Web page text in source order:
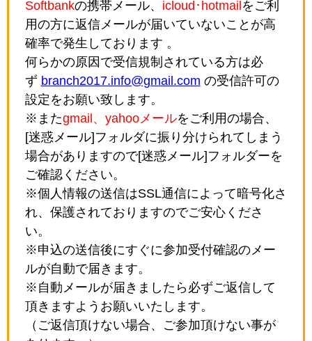
Softbankの携帯メール、 icloud･hotmail をご利
用の方に返信メールが届いていないことが高
確率で発生しております 。
何らかの原因で受信規制されている方は必
ず branch2017.info@gmail.com の受信許可の
設定をお願い致します。
※またgmail、yahooメールをご利用の場合、
[迷惑メール]フォルダに振り分けられてしまう
場合がありますので[迷惑メール]フォルダーを
ご確認ください。
※個人情報の送信はSSL通信によって暗号化さ
れ、保護されておりますのでご安心くださ
い。
※申込の送信後にすぐに参加受付確認のメー
ルが自動で届きます。
※自動メールが届きましたら必ずご返信して
頂きますようお願いいたします。
（ご返信頂けない場合、ご参加頂けない事が